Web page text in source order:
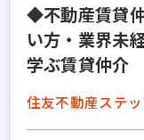
◆不動産賃貸
い⽅・業界未
学ぶ賃貸仲介
住友不動産ステ